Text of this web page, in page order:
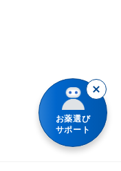
お薬選び
サポート